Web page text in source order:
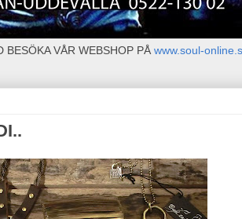
BESÖKA VÅR WEBSHOP PÅ www.soul-